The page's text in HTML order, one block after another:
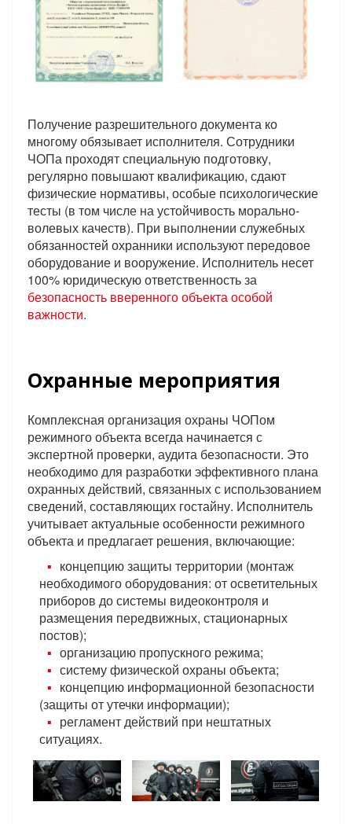
Получение разрешительного документа ко
многому обязывает исполнителя. Сотрудники
ЧОПа проходят специальную подготовку,
регулярно повышают квалификацию, сдают
физические нормативы, особые психологические
тесты (в том числе на устойчивость морально-
волевых качеств). При выполнении служебных
обязанностей охранники используют передовое
оборудование и вооружение. Исполнитель несет
100% юридическую ответственность за
безопасность вверенного объекта особой
важности.
Охранные мероприятия
Комплексная организация охраны ЧОПом
режимного объекта всегда начинается с
экспертной проверки, аудита безопасности. Это
необходимо для разработки эффективного плана
охранных действий, связанных с использованием
сведений, составляющих гостайну. Исполнитель
учитывает актуальные особенности режимного
объекта и предлагает решения, включающие:
концепцию защиты территории (монтаж
необходимого оборудования: от осветительных
приборов до системы видеоконтроля и
размещения передвижных, стационарных
постов);
организацию пропускного режима;
систему физической охраны объекта;
концепцию информационной безопасности
(защиты от утечки информации);
регламент действий при нештатных
ситуациях.